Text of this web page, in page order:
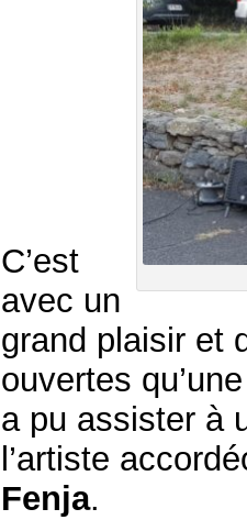
C’est
avec un
grand plaisir et
ouvertes
a pu assister à
l’artiste
Fenja.